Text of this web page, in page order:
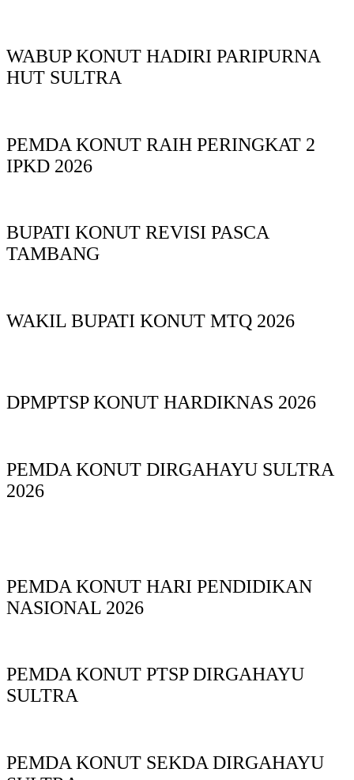
WABUP KONUT HADIRI PARIPURNA
HUT SULTRA
PEMDA KONUT RAIH PERINGKAT 2
IPKD 2026
BUPATI KONUT REVISI PASCA
TAMBANG
WAKIL BUPATI KONUT MTQ 2026
DPMPTSP KONUT HARDIKNAS 2026
PEMDA KONUT DIRGAHAYU SULTRA
2026
PEMDA KONUT HARI PENDIDIKAN
NASIONAL 2026
PEMDA KONUT PTSP DIRGAHAYU
SULTRA
PEMDA KONUT SEKDA DIRGAHAYU